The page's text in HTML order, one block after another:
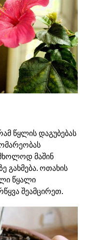
წყლის დაგუბებას
მხოლოდ მაშინ
გახმება. ოთახის
წყალი
შეამცირეთ.